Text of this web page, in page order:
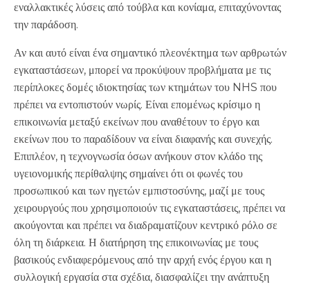
εναλλακτικές λύσεις από τούβλα και κονίαμα, επιταχύνοντας
την παράδοση.
Αν και αυτό είναι ένα σημαντικό πλεονέκτημα των αρθρωτών
εγκαταστάσεων, μπορεί να προκύψουν προβλήματα με τις
περίπλοκες δομές ιδιοκτησίας των κτημάτων του NHS που
πρέπει να εντοπιστούν νωρίς. Είναι επομένως κρίσιμο η
επικοινωνία μεταξύ εκείνων που αναθέτουν το έργο και
εκείνων που το παραδίδουν να είναι διαφανής και συνεχής.
Επιπλέον, η τεχνογνωσία όσων ανήκουν στον κλάδο της
υγειονομικής περίθαλψης σημαίνει ότι οι φωνές του
προσωπικού και των ηγετών εμπιστοσύνης, μαζί με τους
χειρουργούς που χρησιμοποιούν τις εγκαταστάσεις, πρέπει να
ακούγονται και πρέπει να διαδραματίζουν κεντρικό ρόλο σε
όλη τη διάρκεια. Η διατήρηση της επικοινωνίας με τους
βασικούς ενδιαφερόμενους από την αρχή ενός έργου και η
συλλογική εργασία στα σχέδια, διασφαλίζει την ανάπτυξη